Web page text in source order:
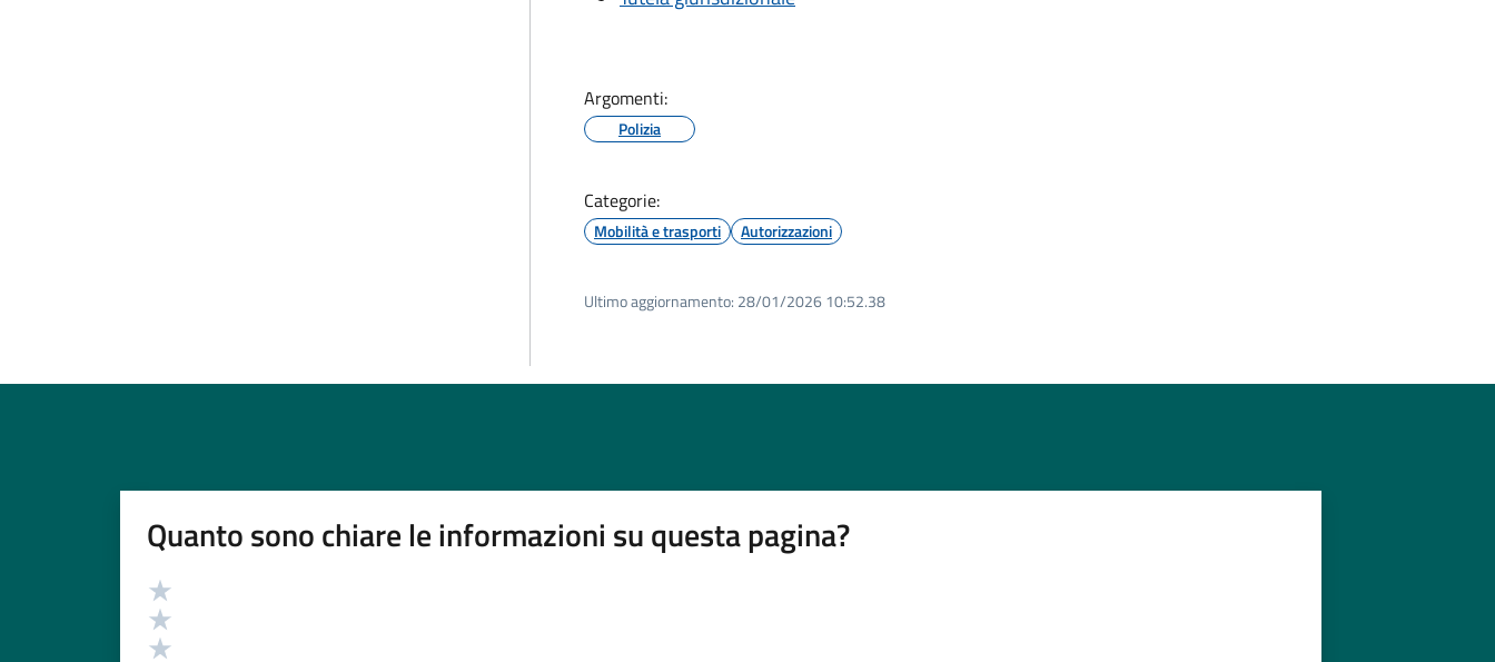
Argomenti:
Polizia
Categorie:
Mobilità e trasporti Autorizzazioni
Ultimo aggiornamento: 28/01/2026 10:52.38
Quanto sono chiare le informazioni su questa pagina?
Valutazione